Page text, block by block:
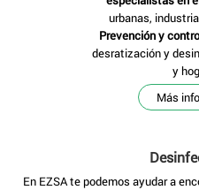
urbanas,
Prevención y
desratización y
y
Más
En EZSA te podemos ayudar a